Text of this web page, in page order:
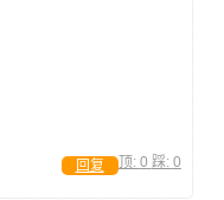
顶: 0 踩: 0
回复